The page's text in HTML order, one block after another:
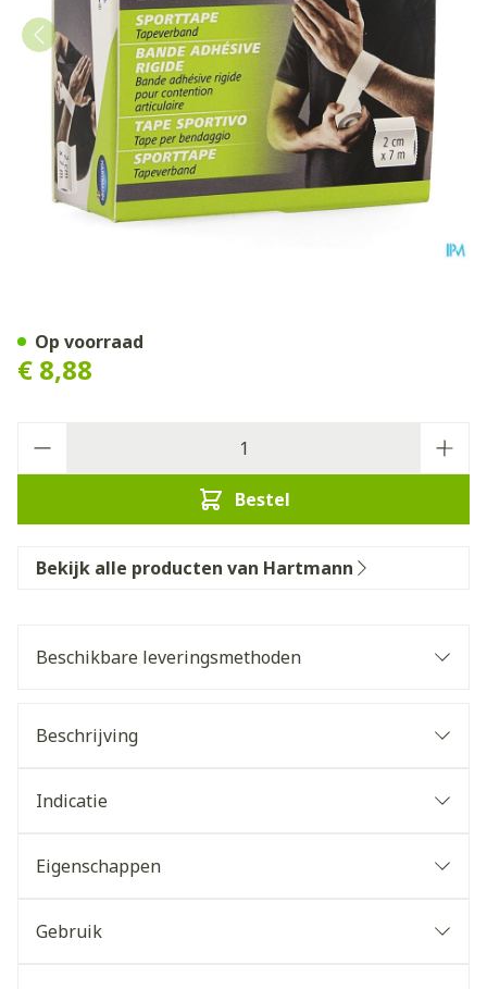
€ 8,88
Bestel
Op voorraad
Bekijk alle producten van Hartmann
Beschikbare leveringsmethoden
Beschrijving
Indicatie
Eigenschappen
Gebruik